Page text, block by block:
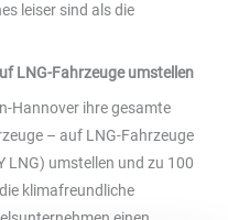
leiser sind als die
LNG-Fahrzeuge umstellen
Hannover ihre gesamte
– auf LNG-Fahrzeuge
LNG) umstellen und zu 100
klimafreundliche